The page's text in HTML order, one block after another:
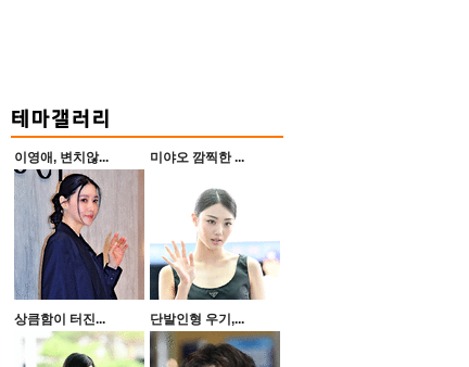
이영애, 변치않... 미야오 깜찍한 ...
상큼함이 터진... 단발인형 우기,...